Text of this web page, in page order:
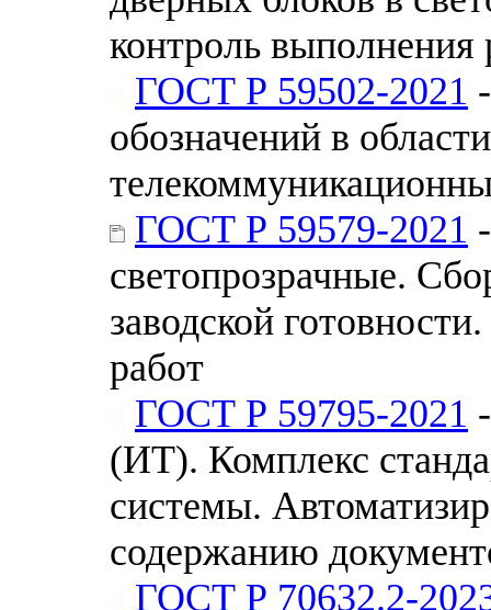
контроль выполнения
ГОСТ Р 59502-2021
обозначений в
ГОСТ Р 59579-2021
светопрозрачные.
заводской
работ
ГОСТ Р 59795-2021
(ИТ). Комплекс
системы.
содержанию
ГОСТ Р 70632.2-